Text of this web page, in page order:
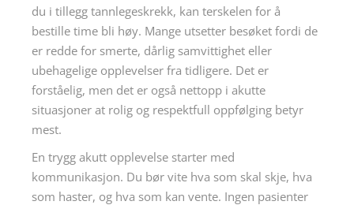
du i tillegg tannlegeskrekk, kan terskelen for å
bestille time bli høy. Mange utsetter besøket fordi de
er redde for smerte, dårlig samvittighet eller
ubehagelige opplevelser fra tidligere. Det er
forståelig, men det er også nettopp i akutte
situasjoner at rolig og respektfull oppfølging betyr
mest.
En trygg akutt opplevelse starter med
kommunikasjon. Du bør vite hva som skal skje, hva
som haster, og hva som kan vente. Ingen pasienter